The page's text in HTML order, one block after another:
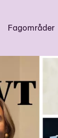
Fagområder